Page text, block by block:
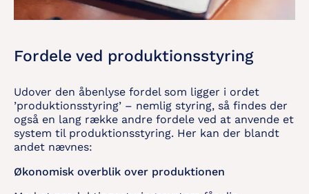
Fordele ved produktionsstyring
Udover den åbenlyse fordel som ligger i ordet
’produktionsstyring’ – nemlig styring, så findes der
også en lang række andre fordele ved at anvende et
system til produktionsstyring. Her kan der blandt
andet nævnes:
Økonomisk overblik over produktionen